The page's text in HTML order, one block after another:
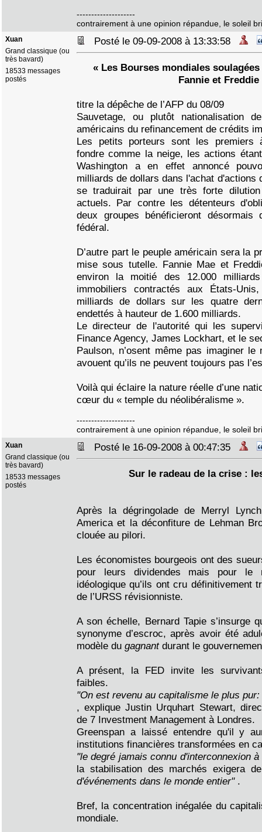
--------------------
contrairement à une opinion répandue, le soleil
Xuan
Grand classique (ou
très bavard)
18533 messages
postés
Posté le 09-09-2008 à 13:33:58
« Les Bourses mondiales
Fannie et Freddie
titre la dépêche de l’AFP du 08/09
Sauvetage, ou plutôt nationalisation
américains du refinancement de crédits
Les petits porteurs sont les premiers
fondre comme la neige, les actions
Washington a en effet annoncé
milliards de dollars dans l'achat d'actions
se traduirait par une très forte
actuels. Par contre les détenteurs
deux groupes bénéficieront
fédéral.
D’autre part le peuple américain sera la
mise sous tutelle. Fannie Mae et
environ la moitié des 12.000
immobiliers contractés aux États-
milliards de dollars sur les quatre
endettés à hauteur de 1.600 milliards.
Le directeur de l'autorité qui les
Finance Agency, James Lockhart, et le
Paulson, n’osent même pas imaginer
avouent qu’ils ne peuvent toujours pas
Voilà qui éclaire la nature réelle d’une
cœur du « temple du néolibéralisme ».
--------------------
contrairement à une opinion répandue, le soleil
Xuan
Grand classique (ou
très bavard)
18533 messages
postés
Posté le 16-09-2008 à 00:47:35
Sur le radeau de la crise :
Après la dégringolade de Merryl
America et la déconfiture de Lehman
clouée au pilori.
Les économistes bourgeois ont des
pour leurs dividendes mais pour le
idéologique qu’ils ont cru définitivement
de l’URSS révisionniste.
A son échelle, Bernard Tapie s’insurge
synonyme d’escroc, après avoir été
modèle du gagnant durant le
A présent, la FED invite les
faibles.
"On est revenu au capitalisme le plus
, explique Justin Urquhart Stewart,
de 7 Investment Management à Londres.
Greenspan a laissé entendre qu'il y
institutions financières transformées en
"le degré jamais connu d'interconnexion
la stabilisation des marchés exigera
d'événements dans le monde entier" .
Bref, la concentration inégalée du
mondiale.